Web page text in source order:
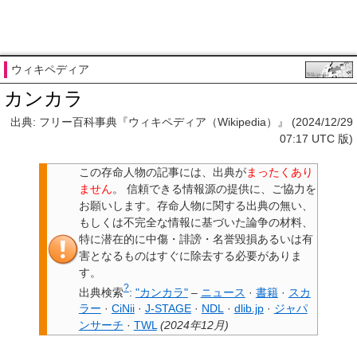
ウィキペディア
カンカラ
出典: フリー百科事典『ウィキペディア（Wikipedia）』 (2024/12/29
07:17 UTC 版)
この存命人物の記事には、 出典がまったくあり
ません。
信頼できる情報源の提供に、ご協力を
お願いします。存命人物に関する出典の無い、
もしくは不完全な情報に基づいた論争の材料、
特に潜在的に中傷・誹謗・名誉毀損あるいは有
害となるものはすぐに除去する必要がありま
す。
出典検索?: "カンカラ"– ニュース · 書籍 · スカ
ラー · CiNii · J-STAGE · NDL · dlib.jp · ジャパ
ンサーチ · TWL (2024年12月)